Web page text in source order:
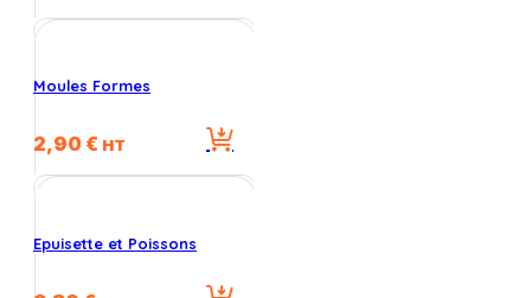
Moules Formes
2,90€ HT
Epuisette et Poissons